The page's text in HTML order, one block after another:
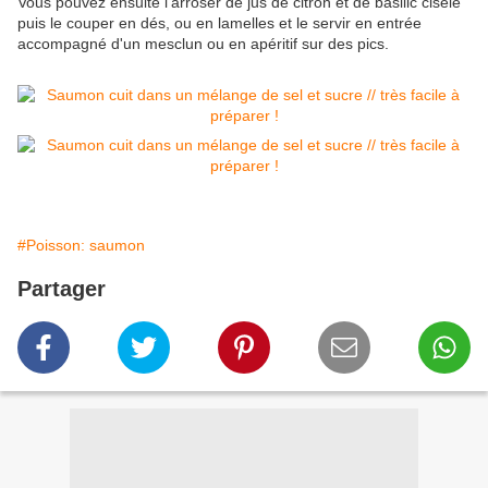
puis le couper en dés, ou en lamelles et le servir en entrée
accompagné d'un mesclun ou en apéritif sur des pics.
#Poisson: saumon
Partager